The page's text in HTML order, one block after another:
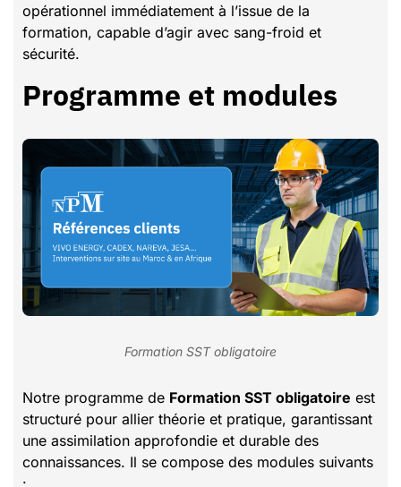
opérationnel immédiatement à l’issue de la
formation, capable d’agir avec sang-froid et
sécurité.
Programme et modules
Formation SST obligatoire
Notre programme de Formation SST obligatoire est
structuré pour allier théorie et pratique, garantissant
une assimilation approfondie et durable des
connaissances. Il se compose des modules suivants